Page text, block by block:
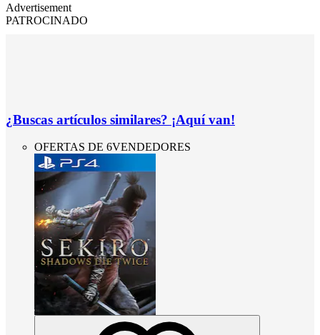
Advertisement
PATROCINADO
¿Buscas artículos similares? ¡Aquí van!
OFERTAS DE 6VENDEDORES